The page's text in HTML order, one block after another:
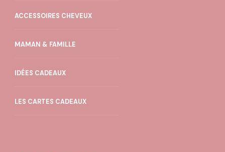
choisies
la
du
ACCESSOIRES CHEVEUX
MAMAN & FAMILLE
IDÉES CADEAUX
LES CARTES CADEAUX